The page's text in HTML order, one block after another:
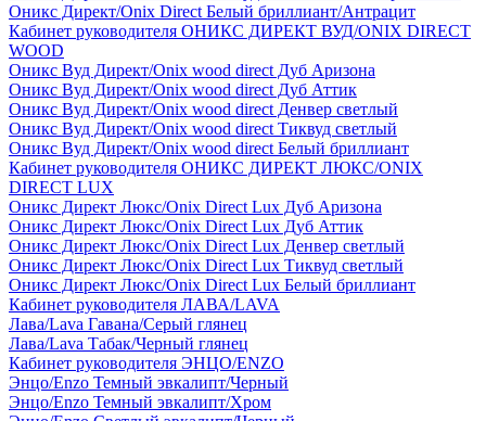
Оникс Директ/Onix Direct Белый бриллиант/Антрацит
Кабинет руководителя ОНИКС ДИРЕКТ ВУД/ONIX DIRECT
WOOD
Оникс Вуд Директ/Onix wood direct Дуб Аризона
Оникс Вуд Директ/Onix wood direct Дуб Аттик
Оникс Вуд Директ/Onix wood direct Денвер светлый
Оникс Вуд Директ/Onix wood direct Тиквуд светлый
Оникс Вуд Директ/Onix wood direct Белый бриллиант
Кабинет руководителя ОНИКС ДИРЕКТ ЛЮКС/ONIX
DIRECT LUX
Оникс Директ Люкс/Onix Direct Lux Дуб Аризона
Оникс Директ Люкс/Onix Direct Lux Дуб Аттик
Оникс Директ Люкс/Onix Direct Lux Денвер светлый
Оникс Директ Люкс/Onix Direct Lux Тиквуд светлый
Оникс Директ Люкс/Onix Direct Lux Белый бриллиант
Кабинет руководителя ЛАВА/LAVA
Лава/Lava Гавана/Серый глянец
Лава/Lava Табак/Черный глянец
Кабинет руководителя ЭНЦО/ENZO
Энцо/Enzo Темный эвкалипт/Черный
Энцо/Enzo Темный эвкалипт/Хром